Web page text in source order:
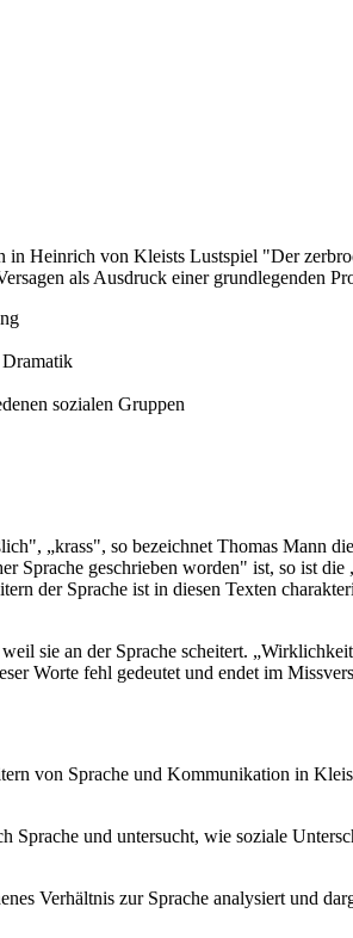
in Heinrich von Kleists Lustspiel "Der
als Ausdruck einer grundlegenden
Dramatik
sozialen Gruppen
„krass", so bezeichnet Thomas Mann
Sprache geschrieben worden" ist, so ist
der Sprache ist in diesen Texten
sie an der Sprache scheitert.
Worte fehl gedeutet und endet im
von Sprache und Kommunikation in
Sprache und untersucht, wie soziale
Verhältnis zur Sprache analysiert und